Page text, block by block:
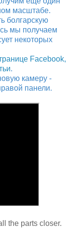
масштабе.
болгарскую
мы получаем
некоторых
Facebook,
.
камеру -
панели.
the parts closer.